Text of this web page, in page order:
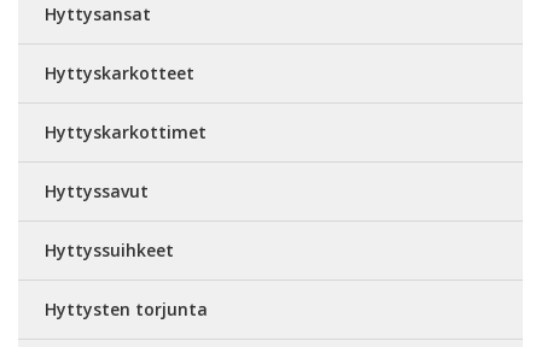
Hyttysansat
Hyttyskarkotteet
Hyttyskarkottimet
Hyttyssavut
Hyttyssuihkeet
Hyttysten torjunta